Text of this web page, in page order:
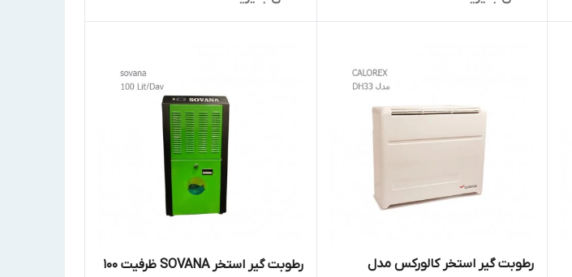
رطوبت گیر استخر کالورکس مدل
رطوبت گیر استخر SOVANA ظرفیت 100